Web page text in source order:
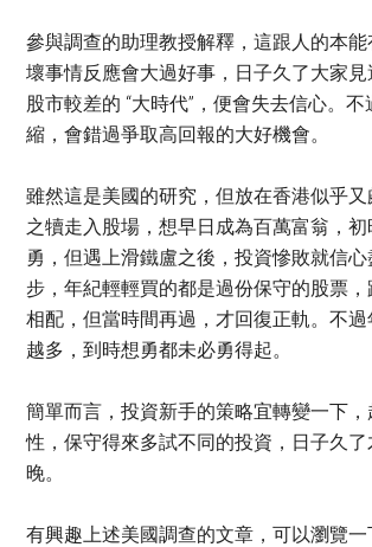
參與調查的助理教授解釋，這跟人的本
壞事情反應會大過好事，日子久了大家見
股市較差的 “大時代”，便會失去信心。
縮，會錯過爭取高回報的大好機會。
雖然這是美國的研究，但放在香港似乎
之犢走入股場，想早日成為百萬富翁，
勇，但遇上滑鐵盧之後，投資慘敗就信
步，年紀輕輕買的都是過份保守的股票
相配，但當時間再過，才回復正軌。不
越多，到時想勇都未必勇得起。
簡單而言，投資新手的策略宜轉變一下
性，保守得來多試不同的投資，日子久
晚。
有興趣上述美國調查的文章，可以瀏覽一